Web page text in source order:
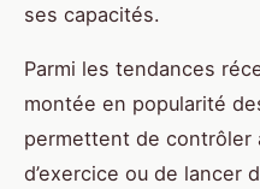
ses capacités.
Parmi les tendances
montée en popularité
permettent de contrôler
d’exercice ou de lancer